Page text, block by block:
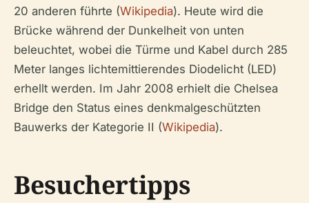
20 anderen führte (Wikipedia). Heute wird die
Brücke während der Dunkelheit von unten
beleuchtet, wobei die Türme und Kabel durch 285
Meter langes lichtemittierendes Diodelicht (LED)
erhellt werden. Im Jahr 2008 erhielt die Chelsea
Bridge den Status eines denkmalgeschützten
Bauwerks der Kategorie II (Wikipedia).
Besuchertipps